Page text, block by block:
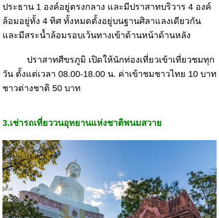
ประธาน 1 องค์อยู่ตรงกลาง และมีปราสาทบริวาร 4 องค์
ล้อมอยู่ทั้ง 4 ทิศ ทั้งหมดตั้งอยู่บนฐานศิลาแลงเดียวกัน
และมีสระน้ำล้อมรอบเว้นทางเข้าด้านหน้าด้านหลัง
ปราสาทศีขรภูมิ เปิดให้นักท่องเที่ยวเข้าเที่ยวชมทุก
วัน ตั้งแต่เวลา 08.00-18.00 น. ค่าเข้าชมชาวไทย 10 บาท
ชาวต่างชาติ 50 บาท
3.เช่ารถเที่ยววนอุทยานแห่งชาติพนมสวาย